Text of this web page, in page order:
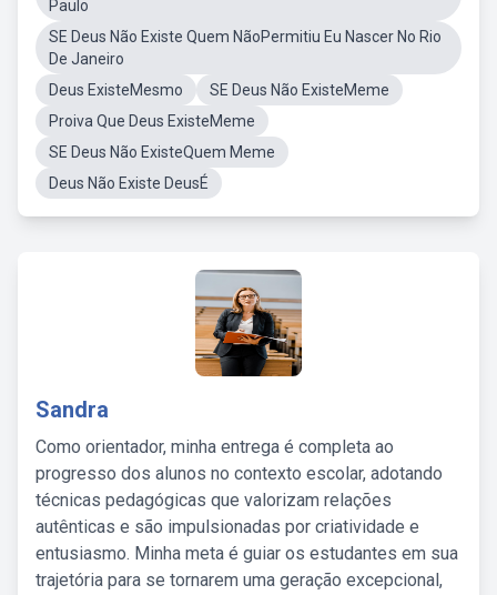
Paulo
SE Deus Não Existe Quem NãoPermitiu Eu Nascer No Rio
De Janeiro
Deus ExisteMesmo
SE Deus Não ExisteMeme
Proiva Que Deus ExisteMeme
SE Deus Não ExisteQuem Meme
Deus Não Existe DeusÉ
Sandra
Como orientador, minha entrega é completa ao
progresso dos alunos no contexto escolar, adotando
técnicas pedagógicas que valorizam relações
autênticas e são impulsionadas por criatividade e
entusiasmo. Minha meta é guiar os estudantes em sua
trajetória para se tornarem uma geração excepcional,